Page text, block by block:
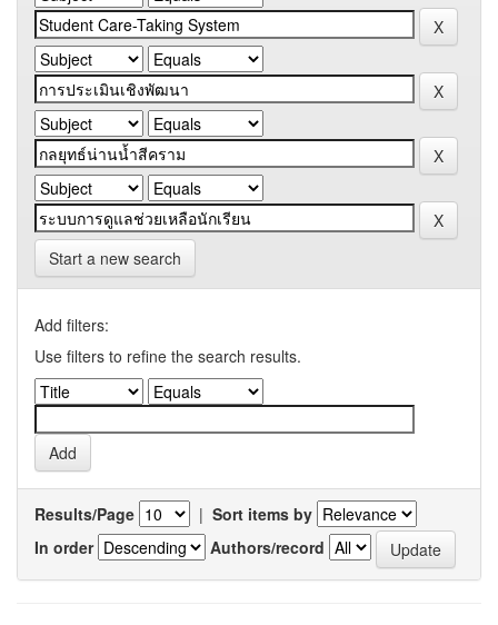
Start a new search
Add filters:
Use filters to refine the search results.
Results/Page | Sort items by
In order
Authors/record